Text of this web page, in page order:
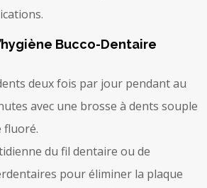
Bucco-Dentaire
deux fois par jour pendant au
avec une brosse à dents souple
fluoré.
du fil dentaire ou de
pour éliminer la plaque